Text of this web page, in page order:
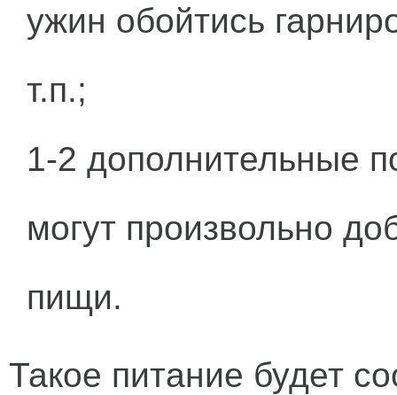
ужин обойтись
т.п.;
1-2 дополнительные
могут произвольно
пищи.
Такое питание будет